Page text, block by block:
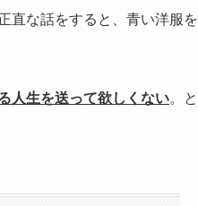
直な話をすると、青い洋服を
人生を送って欲しくない。と